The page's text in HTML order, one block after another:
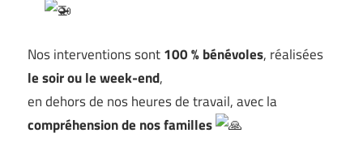
Nos interventions sont100 % bénévoles, réalisées
le soir ou le week-end,
en dehors de nos heures de travail, avec la
compréhension de nos familles